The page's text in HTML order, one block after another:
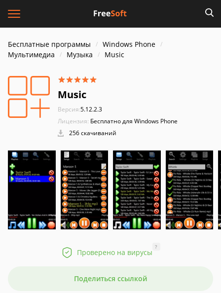
Бесплатные программы
Windows Phone
Мультимедиа
Музыка Music
Music
Версия:5.12.2.3
Лицензия: Бесплатно для Windows Phone
256 скачиваний
Проверено на вирусы
?
Поделиться ссылкой